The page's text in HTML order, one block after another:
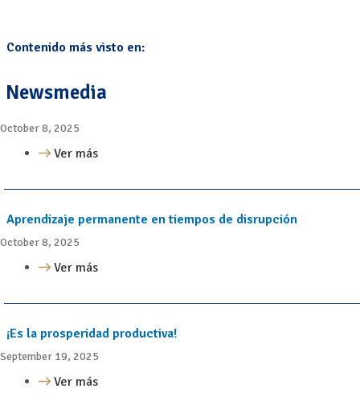
Contenido más visto en:
Newsmedia
October 8, 2025
Ver más
Aprendizaje permanente en tiempos de disrupción
October 8, 2025
Ver más
¡Es la prosperidad productiva!
September 19, 2025
Ver más